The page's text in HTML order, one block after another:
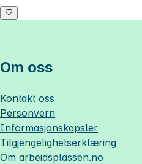
Om oss
Kontakt oss
Personvern
Informasjonskapsler
Tilgjengelighetserklæring
Om arbeidsplassen.no